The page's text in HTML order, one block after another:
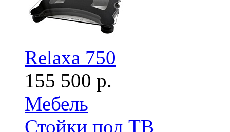
Relaxa 750
155 500 р.
Мебель
Стойки под ТВ